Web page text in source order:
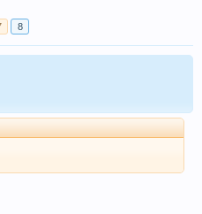
8